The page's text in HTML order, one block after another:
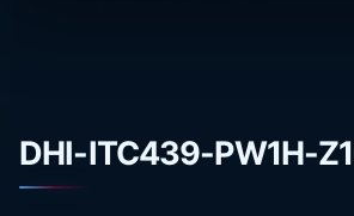
DHI-ITC439-PW1H-